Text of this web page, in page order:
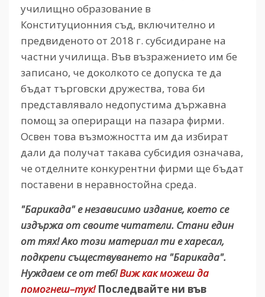
училищно образование в
Конституционния съд, включително и
предвиденото от 2018 г. субсидиране на
частни училища. Във възражението им бе
записано, че доколкото се допуска те да
бъдат търговски дружества, това би
представлявало недопустима държавна
помощ за опериращи на пазара фирми.
Освен това възможността им да избират
дали да получат такава субсидия означава,
че отделните конкурентни фирми ще бъдат
поставени в неравностойна среда.
"Барикада" е независимо издание, което се
издържа от своите читатели. Стани един
от тях! Ако този материал ти е харесал,
подкрепи съществуването на "Барикада".
Нуждаем се от теб!Виж как можеш да
помогнеш–тук! Последвайте ни във